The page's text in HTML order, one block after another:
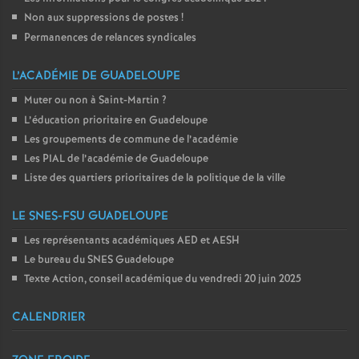
Non aux suppressions de postes !
Permanences de relances syndicales
L’ACADÉMIE DE GUADELOUPE
Muter ou non à Saint-Martin ?
L’éducation prioritaire en Guadeloupe
Les groupements de commune de l’académie
Les PIAL de l’académie de Guadeloupe
Liste des quartiers prioritaires de la politique de la ville
LE SNES-FSU GUADELOUPE
Les représentants académiques AED et AESH
Le bureau du SNES Guadeloupe
Texte Action, conseil académique du vendredi 20 juin 2025
CALENDRIER